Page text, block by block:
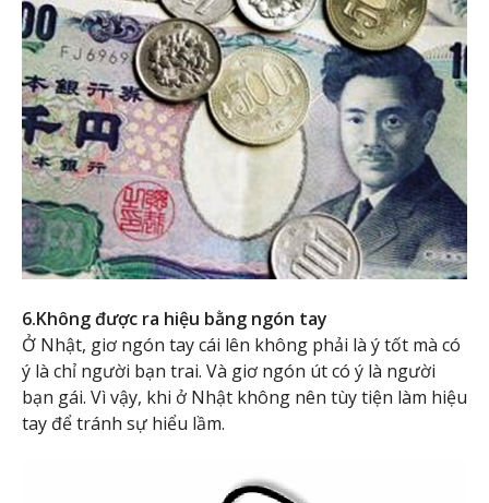
6.Không được ra hiệu bằng ngón tay
Ở Nhật, giơ ngón tay cái lên không phải là ý tốt mà có
ý là chỉ người bạn trai. Và giơ ngón út có ý là người
bạn gái. Vì vậy, khi ở Nhật không nên tùy tiện làm hiệu
tay để tránh sự hiểu lầm.